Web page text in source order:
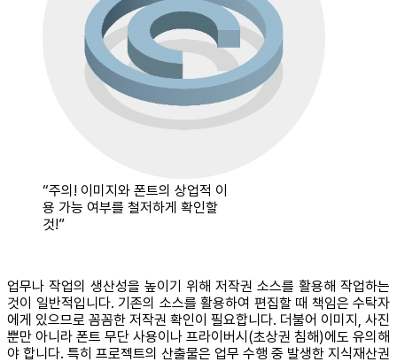
“주의! 이미지와 폰트의 상업적 이
용 가능 여부를 철저하게 확인할
것!”
업무나 작업의 생산성을 높이기 위해 저작권 소스를 활용해 작업하는
것이 일반적입니다. 기존의 소스를 활용하여 편집할 때 책임은 수탁자
에게 있으므로 꼼꼼한 저작권 확인이 필요합니다. 더불어 이미지, 사진
뿐만 아니라 폰트 무단 사용이나 프라이버시(초상권 침해)에도 유의해
야 합니다. 특히 프로젝트의 산출물은 업무 수행 중 발생한 지식재산권